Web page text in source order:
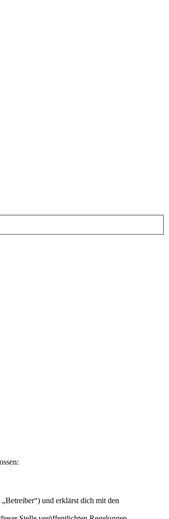
und erklärst dich mit den